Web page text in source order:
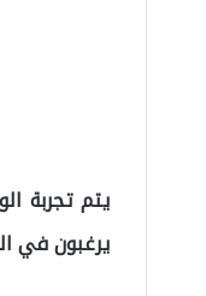
يتم تجربة
يرغبون في